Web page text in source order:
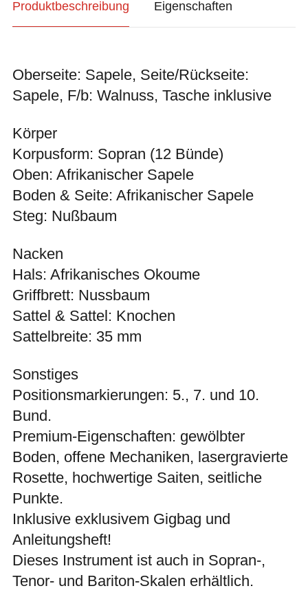
Produktbeschreibung Eigenschaften
Oberseite: Sapele, Seite/Rückseite:
Sapele, F/b: Walnuss, Tasche inklusive
Körper
Korpusform: Sopran (12 Bünde)
Oben: Afrikanischer Sapele
Boden & Seite: Afrikanischer Sapele
Steg: Nußbaum
Nacken
Hals: Afrikanisches Okoume
Griffbrett: Nussbaum
Sattel & Sattel: Knochen
Sattelbreite: 35 mm
Sonstiges
Positionsmarkierungen: 5., 7. und 10.
Bund.
Premium-Eigenschaften: gewölbter
Boden, offene Mechaniken, lasergravierte
Rosette, hochwertige Saiten, seitliche
Punkte.
Inklusive exklusivem Gigbag und
Anleitungsheft!
Dieses Instrument ist auch in Sopran-,
Tenor- und Bariton-Skalen erhältlich.